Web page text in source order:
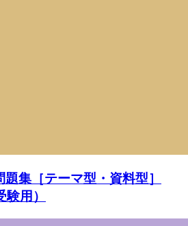
集［テーマ型・資料型］
験用）